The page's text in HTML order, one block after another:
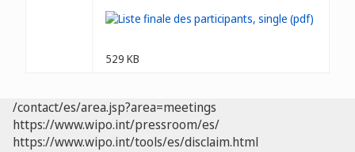
529 KB
/contact/es/area.jsp?area=meetings
https://www.wipo.int/pressroom/es/
https://www.wipo.int/tools/es/disclaim.html